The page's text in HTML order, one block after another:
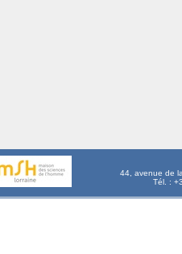
44, avenue de
Tél. :